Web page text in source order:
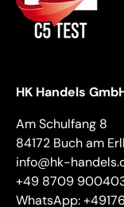
HK Handels
Am Schulfang 8
84172 Buch am
info@hk-
+49 8709
WhatsApp: